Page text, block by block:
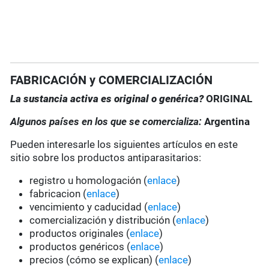
FABRICACIÓN y COMERCIALIZACIÓN
La sustancia activa es original o genérica?ORIGINAL
Algunos países en los que se comercializa:Argentina
Pueden interesarle los siguientes artículos en este
sitio sobre los productos antiparasitarios:
registro u homologación (enlace)
fabricacion (enlace)
vencimiento y caducidad (enlace)
comercialización y distribución (enlace)
productos originales (enlace)
productos genéricos (enlace)
precios (cómo se explican) (enlace)